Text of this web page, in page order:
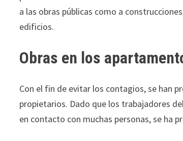
a las obras públicas como a
edificios.
Obras en los
Con el fin de evitar los contagios, se han
propietarios. Dado que los trabajadores
en contacto con muchas personas, se ha